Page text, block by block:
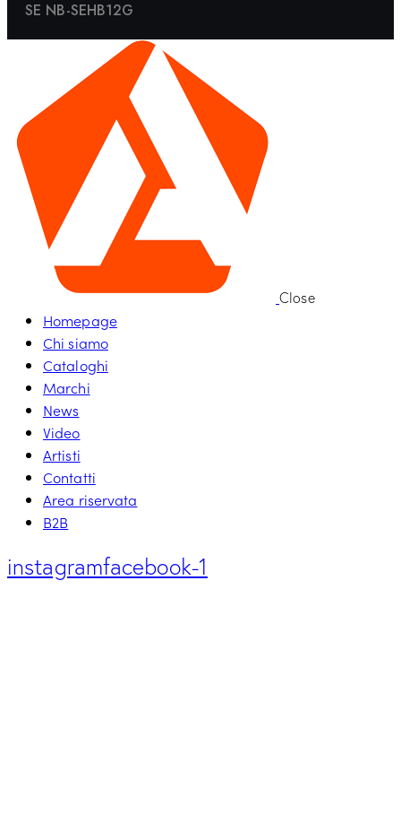
SE NB-SEHB12G
Close
Homepage
Chi siamo
Cataloghi
Marchi
News
Video
Artisti
Contatti
Area riservata
B2B
instagramfacebook-1